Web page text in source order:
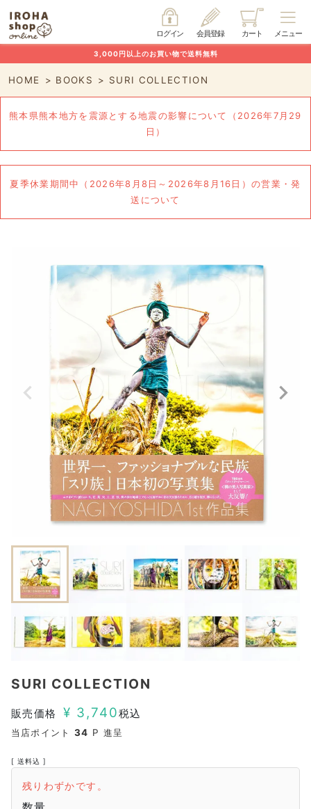
メニュー
カート
会員登録
ログイン
3,000円以上のお買い物で送料無料
HOME BOOKS SURI COLLECTION
熊本県熊本地方を震源とする地震の影響について（2026年7月29
日）
夏季休業期間中（2026年8月8日～2026年8月16日）の営業・発
送について
SURI COLLECTION
販売価格 ¥ 3,740税込
当店ポイント 34 P 進呈
送料込
残りわずかです。